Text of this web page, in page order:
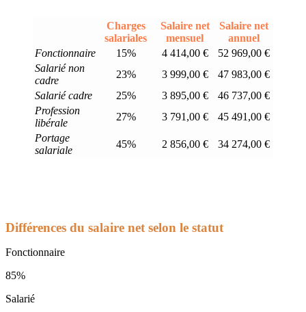
Charges
salariales
Salaire net
mensuel
Salaire net
annuel
Fonctionnaire
15% 4 414,00 €
52 969,00 €
Salarié non
cadre
23% 3 999,00 €
47 983,00 €
Salarié cadre
25% 3 895,00 €
46 737,00 €
Profession
libérale
27% 3 791,00 €
45 491,00 €
Portage
salariale
45% 2 856,00 € 34 274,00 €
Différences du salaire net selon le statut
Fonctionnaire
85%
Salarié